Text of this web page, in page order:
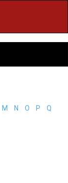
M N O P
Q